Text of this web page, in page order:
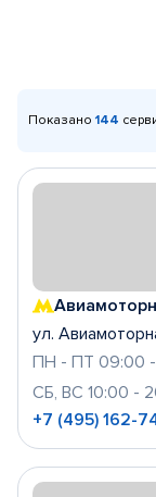
Показано 144
ул.
ПН - ПТ 09:00 -
СБ, ВС 10:00 -
+7 (495) 162-